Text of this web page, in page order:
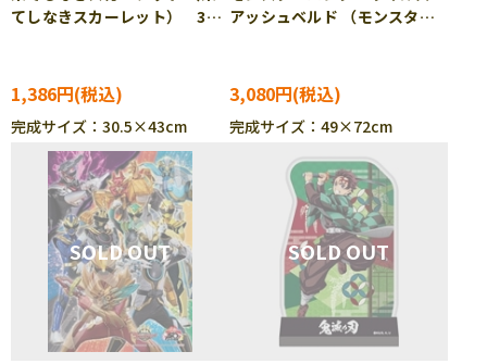
てしなきスカーレット） 300
1,386円
完成サイズ：30.5×43cm
アッシュベルド （モンスター
3,080円
完成サイズ：49×72cm